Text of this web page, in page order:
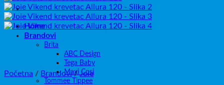
Home
Brandovi
Brita
ABC Design
Tega Baby
Maxi Cosi
Tommee Tippee
Početna / Brandovi / Joie